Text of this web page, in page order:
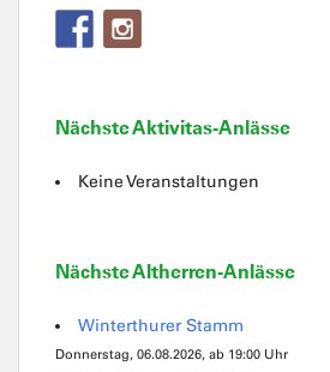
Nächste Aktivitas-Anlässe
Keine Veranstaltungen
Nächste Altherren-Anlässe
Winterthurer Stamm
Donnerstag, 06.08.2026, ab 19:00 Uhr